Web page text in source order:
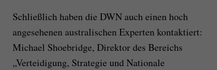
Schließlich haben die DWN auch einen hoch
angesehenen australischen Experten kontaktiert:
Michael Shoebridge, Direktor des Bereichs
„Verteidigung, Strategie und Nationale